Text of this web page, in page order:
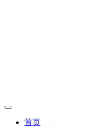
首页